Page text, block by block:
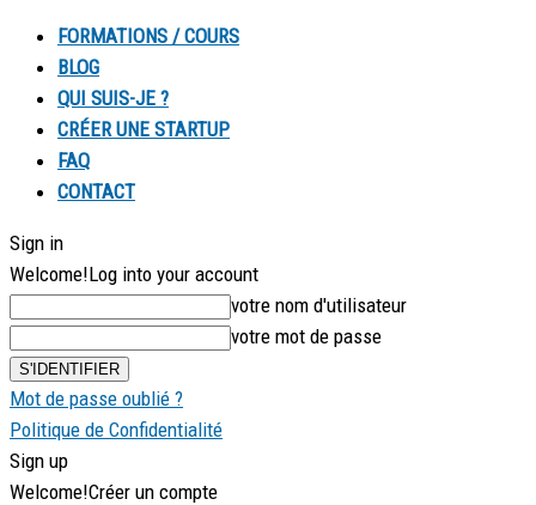
FORMATIONS / COURS
BLOG
QUI SUIS-JE ?
CRÉER UNE STARTUP
FAQ
CONTACT
Sign in
Welcome!Log into your account
votre nom d'utilisateur
votre mot de passe
Mot de passe oublié ?
Politique de Confidentialité
Sign up
Welcome!Créer un compte